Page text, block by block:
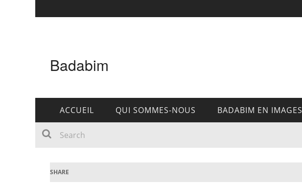
Badabim
ACCUEIL QUI SOMMES-NOUS BADABIM EN IMAGES
SHARE